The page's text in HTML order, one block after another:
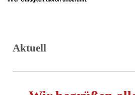
Aktuell